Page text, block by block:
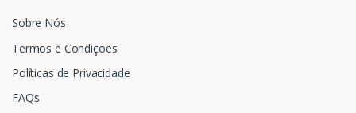
Sobre Nós
Termos e Condições
Políticas de Privacidade
FAQs